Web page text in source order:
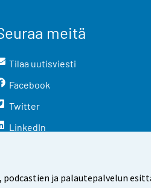
ja palautepalvelun
meitä
Tilaa uutisviesti
Facebook
Twitter
LinkedIn